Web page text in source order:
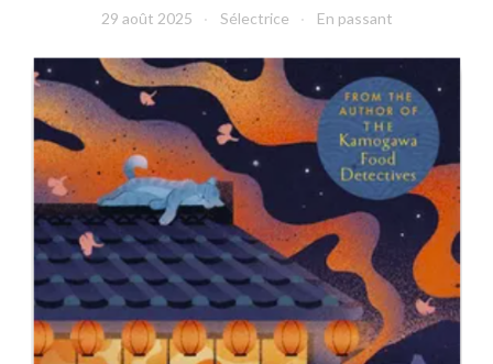
29 août 2025 Sélectrice En passant